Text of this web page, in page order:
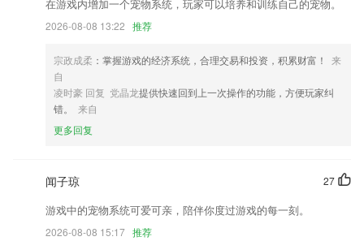
优化音频拼接功能
新增注册协议，隐私协议
完结书尾页全新改版优化，读完书去分享一下吧
销售出库单增加历史记录查询；
新增手机杀毒功能，守护您的手机安全；
联系我们
以上就是真钱网下载的介绍，如果您喜欢这款软件，您可以到应用商店进
行打分评论，说出您的使用经历，以帮助我们更好的对产品进行优化修
在游戏内增加一个宠物系统，玩家可以培养和训练自己的宠物。
2026-08-08 13:22 推荐
宗政成柔 ：掌握游戏的经济系统，合理交易和投资，积累财富！
来
自
凌时豪 回复 党晶龙提供快速回到上一次操作的功能，方便玩家纠
错。
来自
更多回复
27
闻子琼
游戏中的宠物系统可爱可亲，陪伴你度过游戏的每一刻。
2026-08-08 15:17 推荐